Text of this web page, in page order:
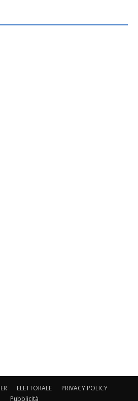
ELETTORALE
PRIVACY POLICY
Pubblicità